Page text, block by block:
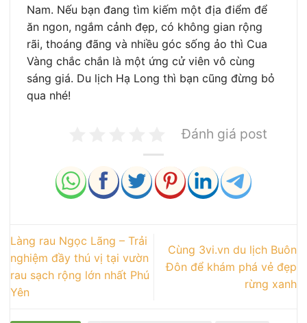
Nam. Nếu bạn đang tìm kiếm một địa điểm để
ăn ngon, ngắm cảnh đẹp, có không gian rộng
rãi, thoáng đãng và nhiều góc sống ảo thì Cua
Vàng chắc chắn là một ứng cử viên vô cùng
sáng giá. Du lịch Hạ Long thì bạn cũng đừng bỏ
qua nhé!
Đánh giá post
Làng rau Ngọc Lãng – Trải
nghiệm đầy thú vị tại vườn
rau sạch rộng lớn nhất Phú
Yên
Cùng 3vi.vn du lịch Buôn
Đôn để khám phá vẻ đẹp
rừng xanh